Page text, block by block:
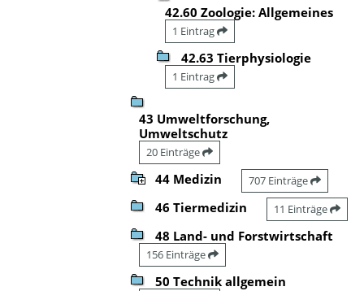
42.60 Zoologie: Allgemeines
1 Eintrag
42.63 Tierphysiologie
1 Eintrag
43 Umweltforschung,
Umweltschutz
20 Einträge
44 Medizin 707 Einträge
46 Tiermedizin 11 Einträge
48 Land- und Forstwirtschaft
156 Einträge
50 Technik allgemein